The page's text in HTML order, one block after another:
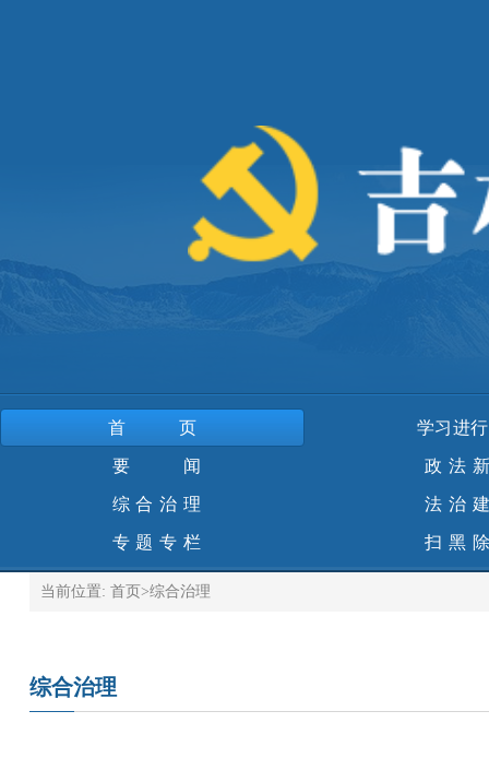
首页 学习进
要 闻 政法
综合治理 法治
专题专栏 扫黑
当前位置: 首页 >综合治理
综合治理